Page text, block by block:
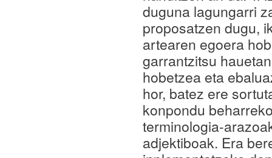
duguna lagungarri
proposatzen dugu,
artearen egoera
garrantzitsu
hobetzea eta
hor, batez ere
konpondu
terminologia-
adjektiboak. Era